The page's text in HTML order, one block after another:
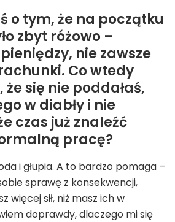
o tym, że na początku
zbyt różowo –
nie zawsze
Co wtedy
że się nie poddałaś,
w diabły i nie
czas już znaleźć
pracę?
i głupia. A to bardzo pomaga –
sprawę z konsekwencji,
więcej sił, niż masz ich w
doprawdy, dlaczego mi się